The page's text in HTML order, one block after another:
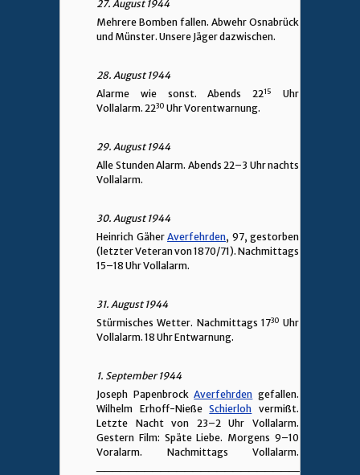
27. August 1944
Mehrere Bomben fallen. Abwehr Osnabrück
und Münster. Unsere Jäger dazwischen.
28. August 1944
Alarme wie sonst. Abends 2215
Uhr
Vollalarm. 2230 Uhr Vorentwarnung.
29. August 1944
Alle Stunden Alarm. Abends 22–3 Uhr nachts
Vollalarm.
30. August 1944
Heinrich Gäher Averfehrden, 97, gestorben
(letzter Veteran von 1870/71). Nachmittags
15–18 Uhr Vollalarm.
31. August 1944
Stürmisches Wetter. Nachmittags 1730 Uhr
Vollalarm. 18 Uhr Entwarnung.
1. September 1944
Joseph PapenbrockAverfehrden gefallen.
Wilhelm Erhoff-NießeSchierloh vermißt.
Letzte Nacht von 23–2 Uhr Vollalarm.
Gestern Film: Späte Liebe. Morgens 9–10
Voralarm. Nachmittags Vollalarm.